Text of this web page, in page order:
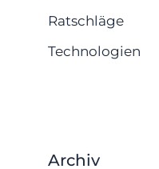
Ratschläge
Technologien
Archiv